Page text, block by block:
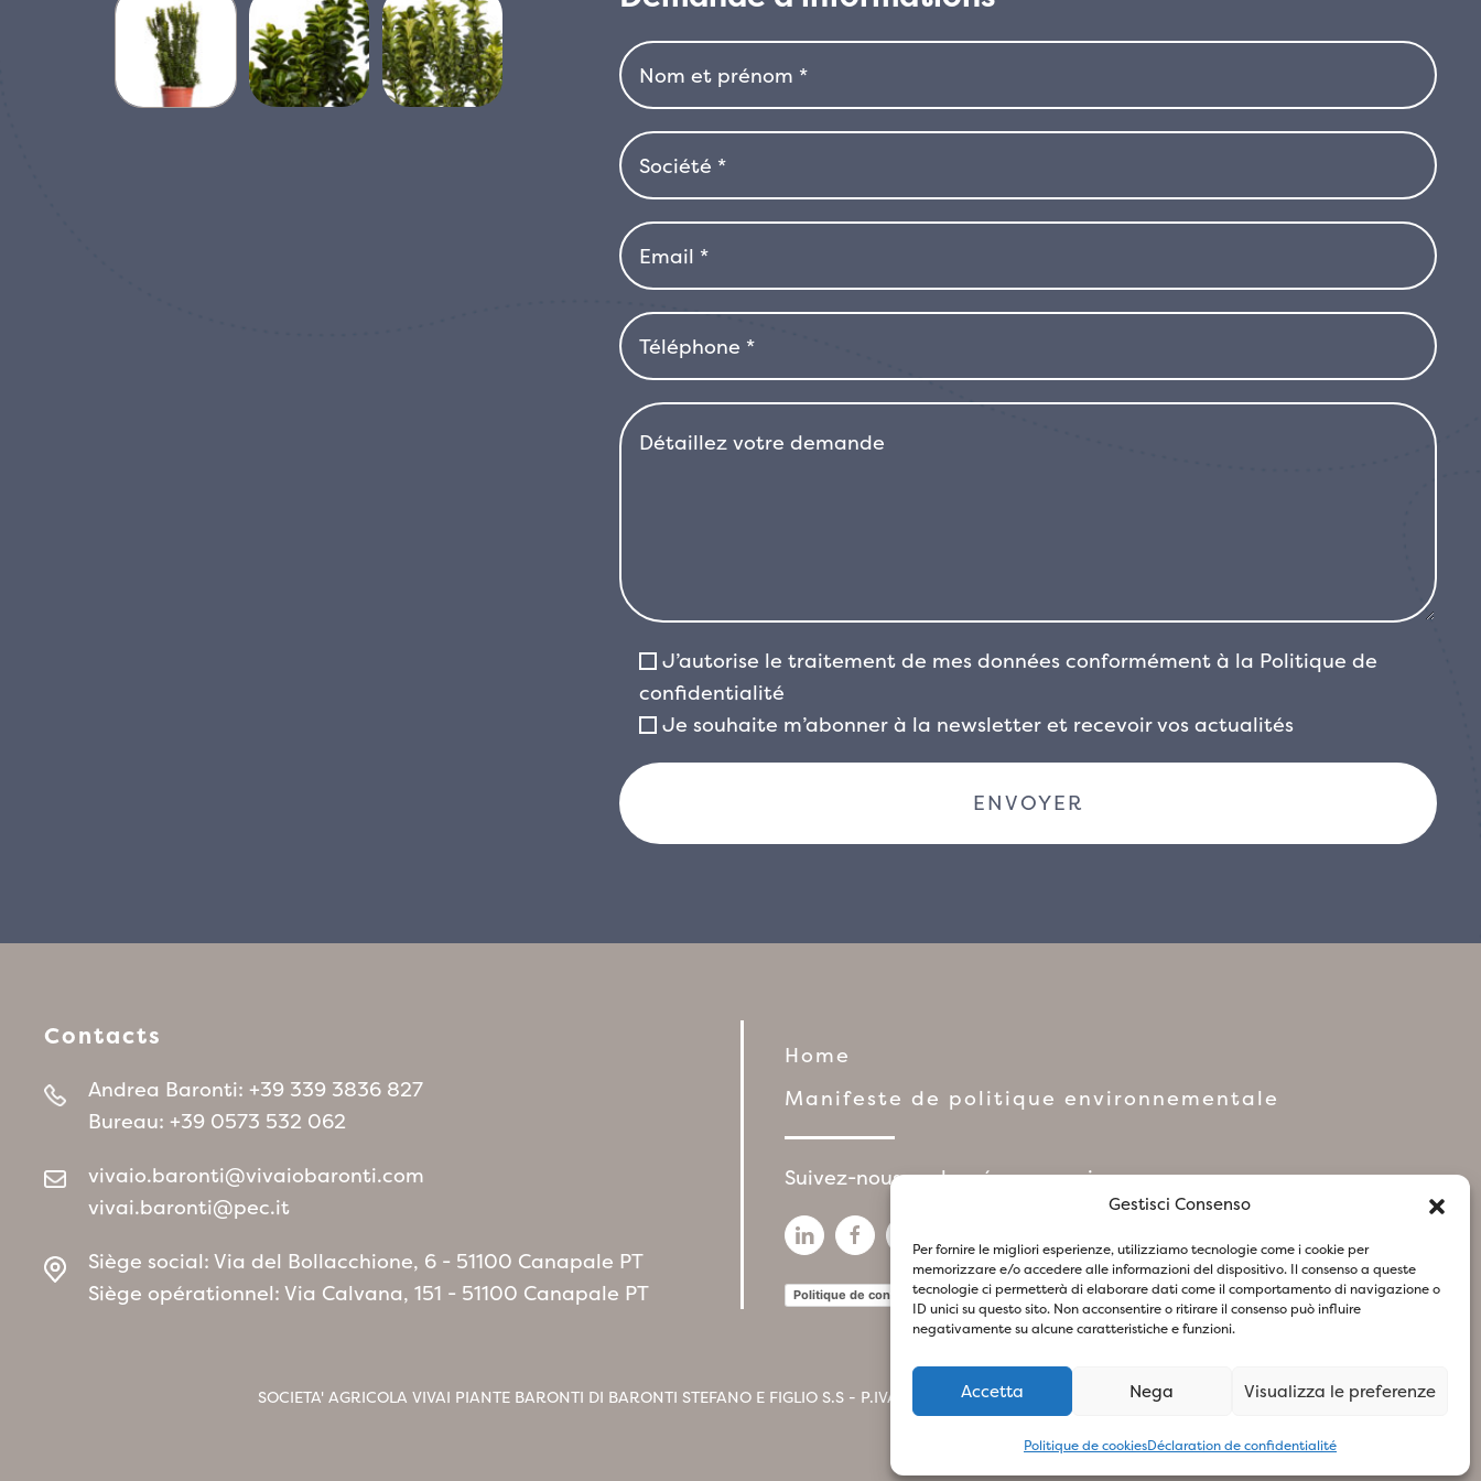
Gestisci Consenso
Per fornire le migliori esperienze, utilizziamo tecnologie come i cookie per
memorizzare e/o accedere alle informazioni del dispositivo. Il consenso a queste
tecnologie ci permetterà di elaborare dati come il comportamento di navigazione o
ID unici su questo sito. Non acconsentire o ritirare il consenso può influire
negativamente su alcune caratteristiche e funzioni.
Accetta Nega Visualizza le preferenze
Politique de cookiesDéclaration de confidentialité
J’autorise le traitement de mes données conformément à la Politique de
confidentialité
Je souhaite m’abonner à la newsletter et recevoir vos actualités
Contacts
Andrea Baronti: +39 339 3836 827
Bureau: +39 0573 532 062
vivaio.baronti@vivaiobaronti.com
vivai.baronti@pec.it
Siège social: Via del Bollacchione, 6 - 51100 Canapale PT
Siège opérationnel: Via Calvana, 151 - 51100 Canapale PT
Home
Manifeste de politique environnementale
Suivez-nous sur les réseaux sociaux
Politique de confidentialité Politique relative aux Cookies
SOCIETA' AGRICOLA VIVAI PIANTE BARONTI DI BARONTI STEFANO E FIGLIO S.S - P.IVA 01741260473- Design & Concept By Woola